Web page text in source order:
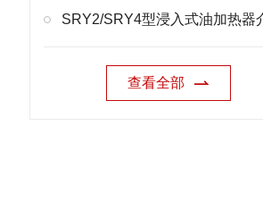
SRY2/SRY4型浸入式油加热器
查看全部